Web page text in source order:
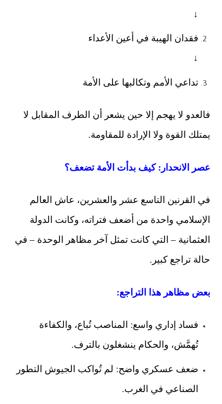
↓
فقدان الهيبة في أعين الأعداء
↓
تداعي الأمم وتكالبها على الأمة
فالعدو لا يهجم إلا حين يشعر أن الطرف المقابل لا
يمتلك القوة ولا الإرادة للمقاومة.
عصر الانحدار: كيف بدأت الأمة تضعف؟
في القرنين التاسع عشر والعشرين، عاش العالم
الإسلامي واحدة من أضعف فتراته، وكانت الدولة
العثمانية – التي كانت تمثل آخر مظاهر الوحدة – في
حالة تراجع كبير.
بعض مظاهر هذا التراجع:
فساد إداري واسع: المناصب تُباع، والكفاءة
تُهمَّش، والحكام ينشغلون بالترف.
ضعف عسكري واضح: لم تُواكب الجيوش التطور
الصناعي في الغرب.